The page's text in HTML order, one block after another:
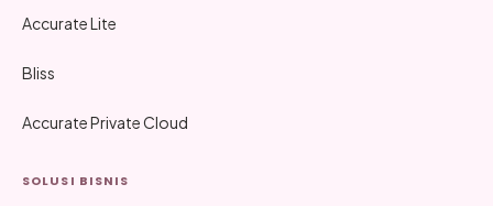
Accurate Lite
Bliss
Accurate Private Cloud
SOLUSI BISNIS